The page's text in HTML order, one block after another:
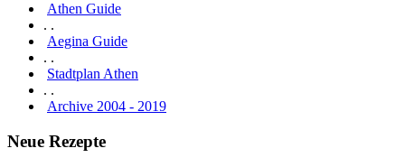
Athen Guide
. .
Aegina Guide
. .
Stadtplan Athen
. .
Archive 2004 - 2019
Neue Rezepte